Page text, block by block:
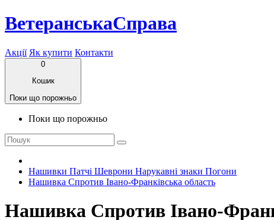
ВетеранськаСправа
Акції Як купити Контакти
0
Кошик
Поки що порожньо
Поки що порожньо
Нашивки Патчі Шеврони Нарукавні знаки Погони
Нашивка Спротив Івано-Франківська область
Нашивка Спротив Івано-